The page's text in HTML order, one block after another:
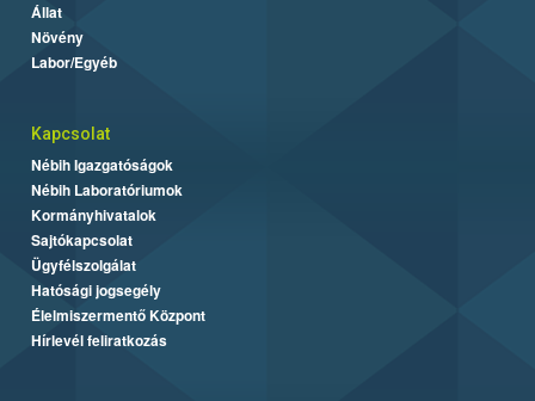
Állat
Növény
Labor/Egyéb
Kapcsolat
Nébih Igazgatóságok
Nébih Laboratóriumok
Kormányhivatalok
Sajtókapcsolat
Ügyfélszolgálat
Hatósági jogsegély
Élelmiszermentő Központ
Hírlevél feliratkozás